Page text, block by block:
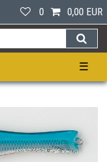
0 0,00 EUR
☰